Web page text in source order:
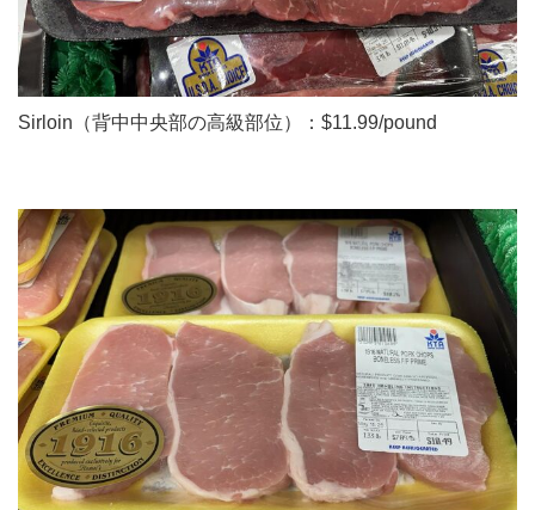
Sirloin（背中中央部の高級部位）：$11.99/pound